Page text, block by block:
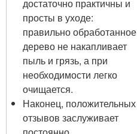
достаточно практичны и
просты в уходе:
правильно обработанное
дерево не накапливает
пыль и грязь, а при
необходимости легко
очищается.
Наконец, положительных
отзывов заслуживает